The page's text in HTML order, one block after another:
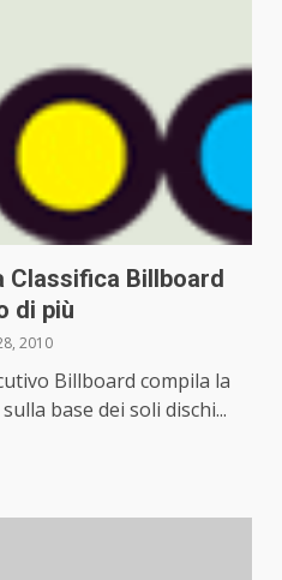
Classifica Billboard
di più
2010
Billboard compila la
base dei soli dischi...